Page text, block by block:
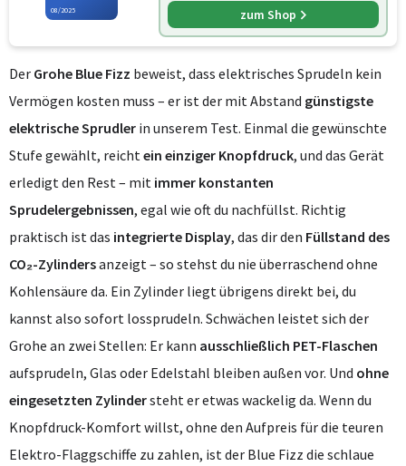
08/2025 zum Shop
Der Grohe Blue Fizz beweist, dass elektrisches Sprudeln kein
Vermögen kosten muss – er ist der mit Abstand günstigste
elektrische Sprudler in unserem Test. Einmal die gewünschte
Stufe gewählt, reicht ein einziger Knopfdruck, und das Gerät
erledigt den Rest – mit immer konstanten
Sprudelergebnissen, egal wie oft du nachfüllst. Richtig
praktisch ist das integrierte Display, das dir den Füllstand des
CO₂-Zylindersanzeigt – so stehst du nie überraschend ohne
Kohlensäure da. Ein Zylinder liegt übrigens direkt bei, du
kannst also sofort lossprudeln. Schwächen leistet sich der
Grohe an zwei Stellen: Er kann ausschließlich PET-Flaschen
aufsprudeln, Glas oder Edelstahl bleiben außen vor. Und ohne
eingesetzten Zylindersteht er etwas wackelig da. Wenn du
Knopfdruck-Komfort willst, ohne den Aufpreis für die teuren
Elektro-Flaggschiffe zu zahlen, ist der Blue Fizz die schlaue